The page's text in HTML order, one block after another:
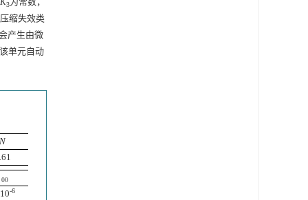
3
缩失效类
产生由微
单元自动
N
00
˙00
-6